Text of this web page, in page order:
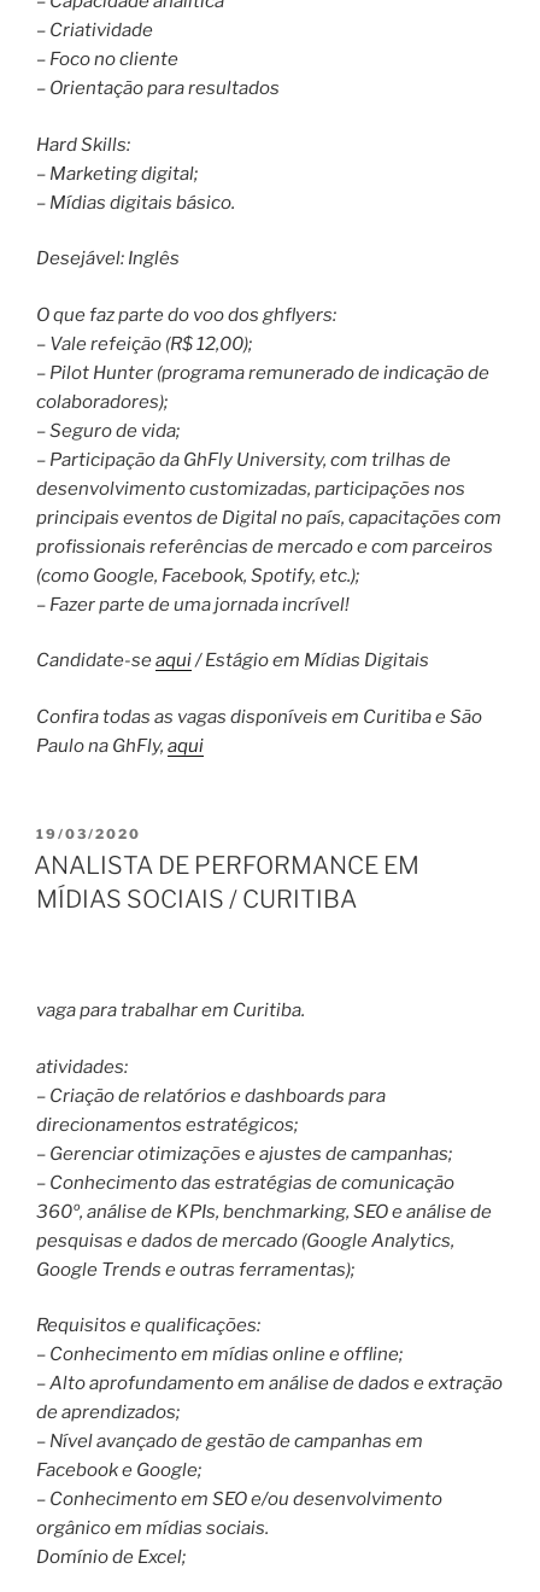
– Criatividade
– Foco no cliente
– Orientação para resultados
Hard Skills:
– Marketing digital;
– Mídias digitais básico.
Desejável: Inglês
O que faz parte do voo dos ghflyers:
– Vale refeição (R$ 12,00);
– Pilot Hunter (programa remunerado de indicação de
colaboradores);
– Seguro de vida;
– Participação da GhFly University, com trilhas de
desenvolvimento customizadas, participações nos
principais eventos de Digital no país, capacitações com
profissionais referências de mercado e com parceiros
(como Google, Facebook, Spotify, etc.);
– Fazer parte de uma jornada incrível!
Candidate-seaqui/ Estágio em Mídias Digitais
Confira todas as vagas disponíveis em Curitiba e São
Paulo na GhFly, aqui
PUBLICADO
EM
19/03/2020
ANALISTA DE PERFORMANCE EM
MÍDIAS SOCIAIS / CURITIBA
vaga para trabalhar em Curitiba.
atividades:
– Criação de relatórios e dashboards para
direcionamentos estratégicos;
– Gerenciar otimizações e ajustes de campanhas;
– Conhecimento das estratégias de comunicação
360º, análise de KPIs, benchmarking, SEO e análise de
pesquisas e dados de mercado (Google Analytics,
Google Trends e outras ferramentas);
Requisitos e qualificações:
– Conhecimento em mídias online e offline;
– Alto aprofundamento em análise de dados e extração
de aprendizados;
– Nível avançado de gestão de campanhas em
Facebook e Google;
– Conhecimento em SEO e/ou desenvolvimento
orgânico em mídias sociais.
Domínio de Excel;